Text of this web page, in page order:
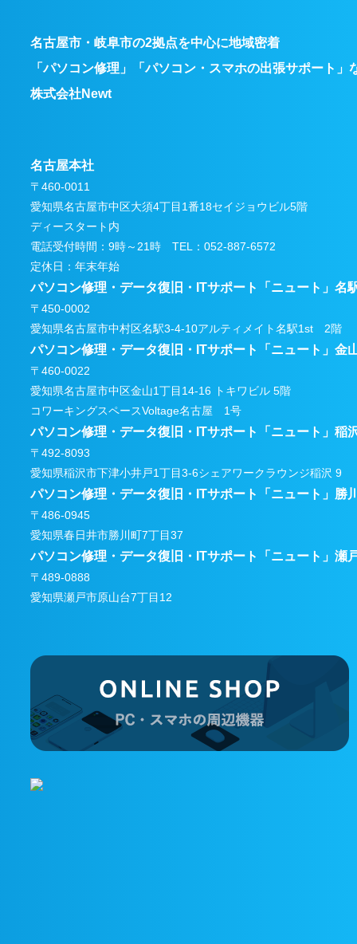
名古屋市・岐阜市の2拠点を中心に地域密着
「パソコン修理」「パソコン・スマホの出張サポート」
株式会社Newt
名古屋本社
〒460-0011
愛知県名古屋市中区大須4丁目1番18セイジョウビル5階
ディースタート内
電話受付時間：9時～21時 TEL：052-887-6572
定休日：年末年始
パソコン修理・データ復旧・ITサポート 「ニュート」名
〒450-0002
愛知県名古屋市中村区名駅3-4-10アルティメイト名駅1st 2階
パソコン修理・データ復旧・ITサポート 「ニュート」金
〒460-0022
愛知県名古屋市中区金山1丁目14-16 トキワビル 5階
コワーキングスペースVoltage名古屋 1号
パソコン修理・データ復旧・ITサポート 「ニュート」稲
〒492-8093
愛知県稲沢市下津小井戸1丁目3-6シェアワークラウンジ稲沢 9
パソコン修理・データ復旧・ITサポート 「ニュート」勝
〒486-0945
愛知県春日井市勝川町7丁目37
パソコン修理・データ復旧・ITサポート 「ニュート」瀬
〒489-0888
愛知県瀬戸市原山台7丁目12